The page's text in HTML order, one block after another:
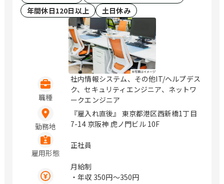
年間休日120日以上
土日休み
職種
社内情報システム、その他IT/ヘルプデス
ク、セキュリティエンジニア、ネットワ
ークエンジニア
勤務地
『雇入れ直後』 東京都港区西新橋1丁目
7-14 京阪神 虎ノ門ビル 10F
雇用形態
正社員
月給制
・年収 350円〜350円